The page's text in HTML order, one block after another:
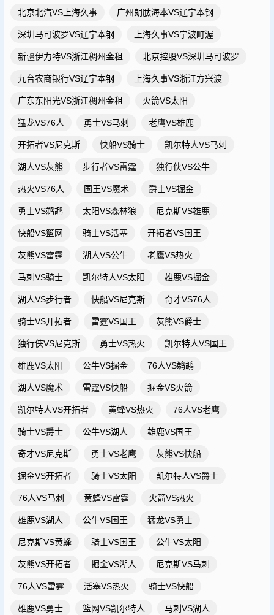
北京北汽VS上海久事 广州朗肽海本VS辽宁本钢
深圳马可波罗VS辽宁本钢 上海久事VS宁波町渥
新疆伊力特VS浙江稠州金租 北京控股VS深圳马可波罗
九台农商银行VS辽宁本钢 上海久事VS浙江方兴渡
广东东阳光VS浙江稠州金租 火箭VS太阳
猛龙VS76人 勇士VS马刺 老鹰VS雄鹿
开拓者VS尼克斯 快船VS骑士 凯尔特人VS马刺
湖人VS灰熊 步行者VS雷霆 独行侠VS公牛
热火VS76人 国王VS魔术 爵士VS掘金
勇士VS鹈鹕 太阳VS森林狼 尼克斯VS雄鹿
快船VS篮网 骑士VS活塞 开拓者VS国王
灰熊VS雷霆 湖人VS公牛 老鹰VS热火
马刺VS骑士 凯尔特人VS太阳 雄鹿VS掘金
湖人VS步行者 快船VS尼克斯 奇才VS76人
骑士VS开拓者 雷霆VS国王 灰熊VS爵士
独行侠VS尼克斯 勇士VS热火 凯尔特人VS国王
雄鹿VS太阳 公牛VS掘金 76人VS鹈鹕
湖人VS魔术 雷霆VS快船 掘金VS火箭
凯尔特人VS开拓者 黄蜂VS热火 76人VS老鹰
骑士VS爵士 公牛VS湖人 雄鹿VS国王
奇才VS尼克斯 勇士VS老鹰 灰熊VS快船
掘金VS开拓者 骑士VS太阳 凯尔特人VS爵士
76人VS马刺 黄蜂VS雷霆 火箭VS热火
雄鹿VS湖人 公牛VS国王 猛龙VS勇士
尼克斯VS黄蜂 骑士VS国王 公牛VS太阳
灰熊VS开拓者 掘金VS湖人 尼克斯VS马刺
76人VS雷霆 活塞VS热火 骑士VS快船
雄鹿VS勇士 篮网VS凯尔特人 马刺VS湖人